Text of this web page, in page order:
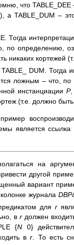
что
а TABLE_DUM –
Тогда
определению,
никаких кортежей
DUM. Тогда
ложным – что, по
инстанциации P,
(т.е. должно быть
является ссылка
на
другой
вариант
журнала
для r
в rдолжен
{N 0}
вr. То есть